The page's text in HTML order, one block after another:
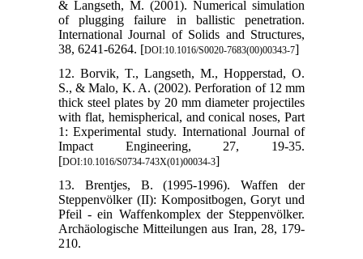
& Langseth, M. (2001). Numerical simulation
of plugging failure in ballistic penetration.
International Journal of Solids and Structures,
38, 6241-6264. [DOI:10.1016/S0020-7683(00)00343-7]
12. Borvik, T., Langseth, M., Hopperstad, O.
S., & Malo, K. A. (2002). Perforation of 12 mm
thick steel plates by 20 mm diameter projectiles
with flat, hemispherical, and conical noses, Part
1: Experimental study. International Journal of
Impact Engineering, 27, 19-35.
[DOI:10.1016/S0734-743X(01)00034-3]
13. Brentjes, B. (1995-1996). Waffen der
Steppenvölker (II): Kompositbogen, Goryt und
Pfeil - ein Waffenkomplex der Steppenvölker.
Archäologische Mitteilungen aus Iran, 28, 179-
210.